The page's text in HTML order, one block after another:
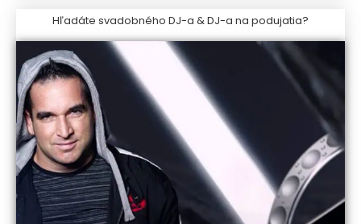
Hľadáte svadobného DJ-a & DJ-a na podujatia?